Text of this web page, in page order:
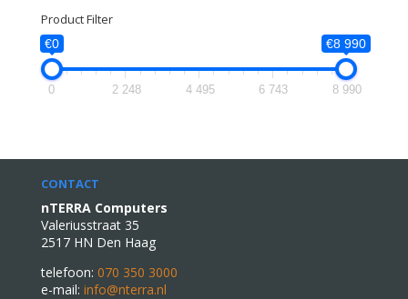
Product Filter
€0 €8 990
0 2 248 4 495 6 743 8 990
CONTACT
nTERRA Computers
Valeriusstraat 35
2517 HN Den Haag
telefoon: 070 350 3000
e-mail: info@nterra.nl